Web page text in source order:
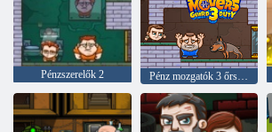
Pénzszerelők 2 Pénz mozgatók 3 őrszolgálat